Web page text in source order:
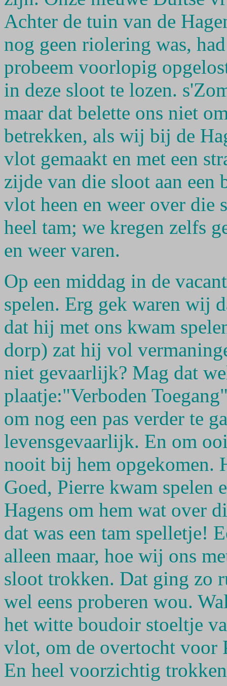
Achter de tuin van de
nog geen riolering was,
probeem voorlopig
in deze sloot te lozen.
maar dat belette ons niet
betrekken, als wij bij de
vlot gemaakt en met een
zijde van die sloot aan een
vlot heen en weer over die
heel tam; we kregen zelfs
en weer varen.
Op een middag in de
spelen. Erg gek waren wij
dat hij met ons kwam
dorp) zat hij vol
niet gevaarlijk? Mag dat
plaatje:"Verboden
om nog een pas verder te
levensgevaarlijk. En om
nooit bij hem opgekomen.
Goed, Pierre kwam spelen
Hagens om hem wat over
dat was een tam spelletje!
alleen maar, hoe wij ons
sloot trokken. Dat ging zo
wel eens proberen wou.
het witte boudoir stoeltje
vlot, om de overtocht voor
En heel voorzichtig